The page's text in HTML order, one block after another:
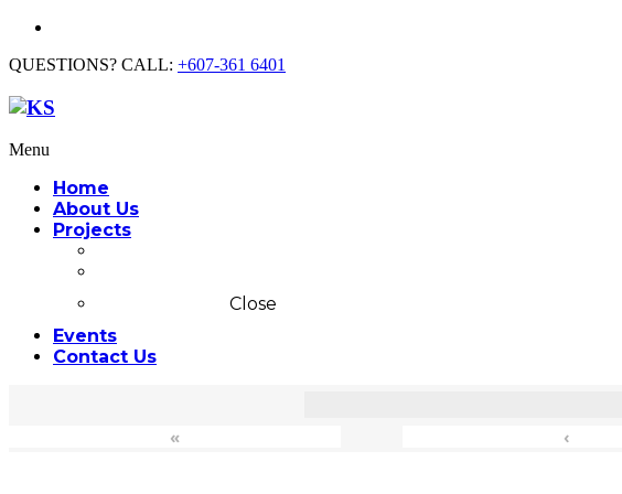
QUESTIONS? CALL: +607-361 6401
Menu
Home
About Us
Projects
Close
Events
Contact Us
« ‹